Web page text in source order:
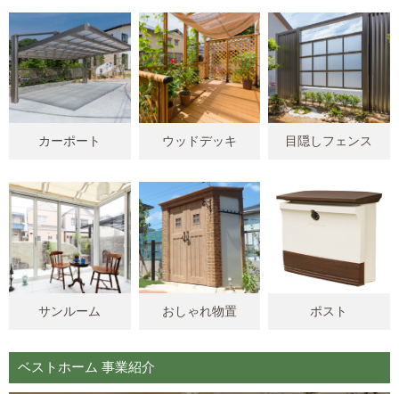
カーポート ウッドデッキ 目隠しフェンス
サンルーム おしゃれ物置 ポスト
ベストホーム 事業紹介